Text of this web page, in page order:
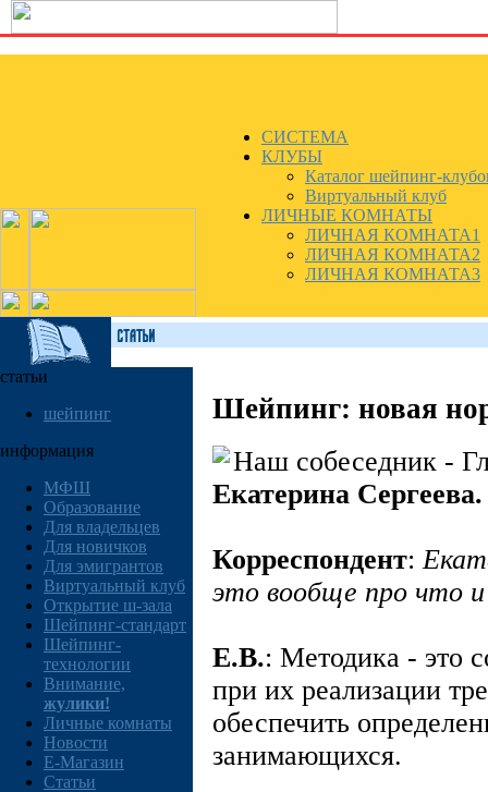
СИСТЕМА
КЛУБЫ
Каталог шейпинг-
Виртуальный клуб
ЛИЧНЫЕ КОМНАТЫ
ЛИЧНАЯ КОМНАТА1
ЛИЧНАЯ КОМНАТА2
ЛИЧНАЯ КОМНАТА3
статьи
шейпинг
информация
МФШ
Образование
Для владельцев
Для новичков
Для эмигрантов
Виртуальный клуб
Открытие ш-зала
Шейпинг-стандарт
Шейпинг-
технологии
Внимание,
жулики!
Личные комнаты
Новости
E-Магазин
Статьи
Шейпинг: новая
Наш собеседник -
Екатерина Сергеева.
Корреспондент:
это вообще про что и
E.В.: Методика - это
при их реализации
обеспечить
занимающихся.